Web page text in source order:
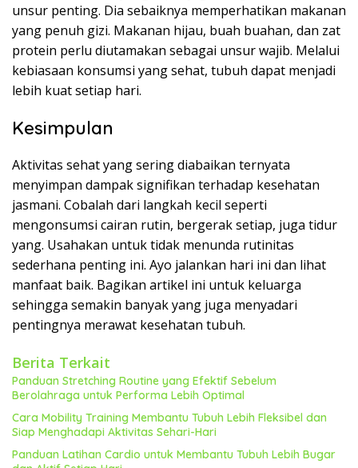
unsur penting. Dia sebaiknya memperhatikan makanan
yang penuh gizi. Makanan hijau, buah buahan, dan zat
protein perlu diutamakan sebagai unsur wajib. Melalui
kebiasaan konsumsi yang sehat, tubuh dapat menjadi
lebih kuat setiap hari.
Kesimpulan
Aktivitas sehat yang sering diabaikan ternyata
menyimpan dampak signifikan terhadap kesehatan
jasmani. Cobalah dari langkah kecil seperti
mengonsumsi cairan rutin, bergerak setiap, juga tidur
yang. Usahakan untuk tidak menunda rutinitas
sederhana penting ini. Ayo jalankan hari ini dan lihat
manfaat baik. Bagikan artikel ini untuk keluarga
sehingga semakin banyak yang juga menyadari
pentingnya merawat kesehatan tubuh.
Berita Terkait
Panduan Stretching Routine yang Efektif Sebelum
Berolahraga untuk Performa Lebih Optimal
Cara Mobility Training Membantu Tubuh Lebih Fleksibel dan
Siap Menghadapi Aktivitas Sehari-Hari
Panduan Latihan Cardio untuk Membantu Tubuh Lebih Bugar